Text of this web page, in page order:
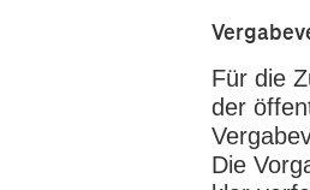
Für die
der
Die